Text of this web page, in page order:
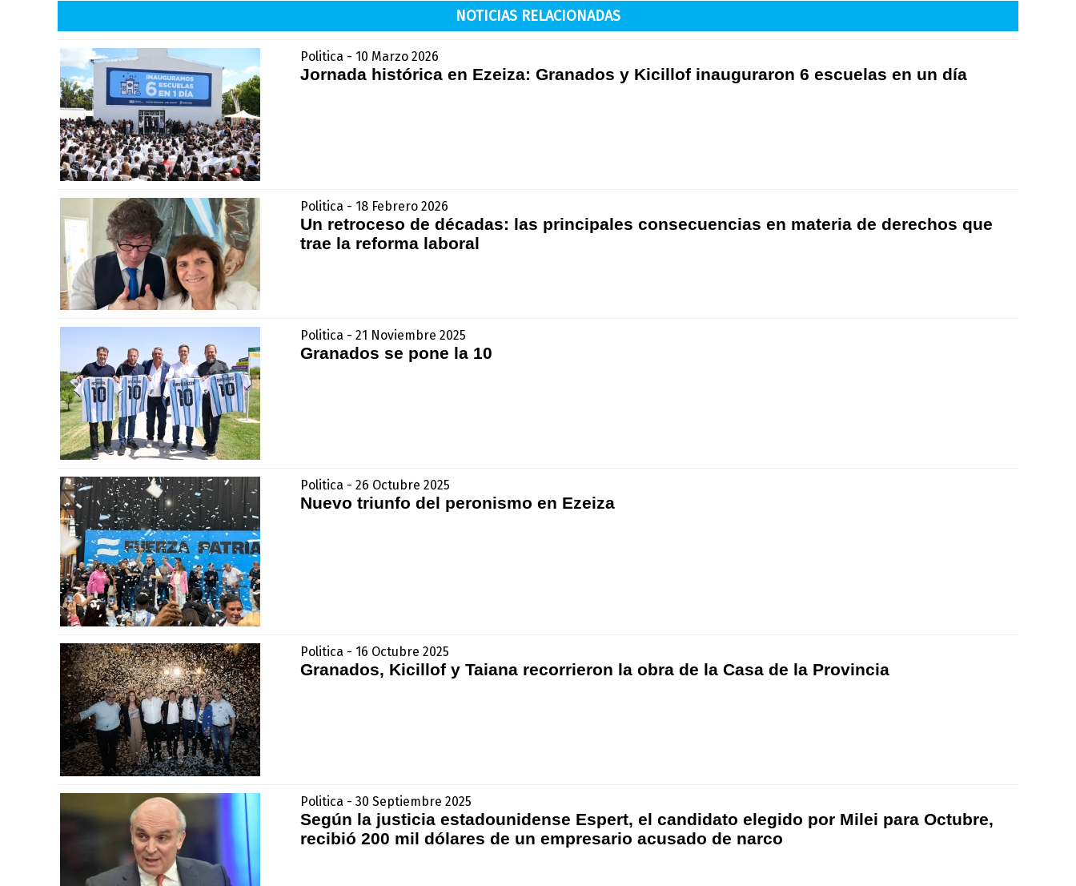
NOTICIAS RELACIONADAS
Politica - 10 Marzo 2026
Jornada histórica en Ezeiza: Granados y Kicillof inauguraron 6 escuelas en un día
Politica - 18 Febrero 2026
Un retroceso de décadas: las principales consecuencias en materia de derechos que
trae la reforma laboral
Politica - 21 Noviembre 2025
Granados se pone la 10
Politica - 26 Octubre 2025
Nuevo triunfo del peronismo en Ezeiza
Politica - 16 Octubre 2025
Granados, Kicillof y Taiana recorrieron la obra de la Casa de la Provincia
Politica - 30 Septiembre 2025
Según la justicia estadounidense Espert, el candidato elegido por Milei para Octubre,
recibió 200 mil dólares de un empresario acusado de narco